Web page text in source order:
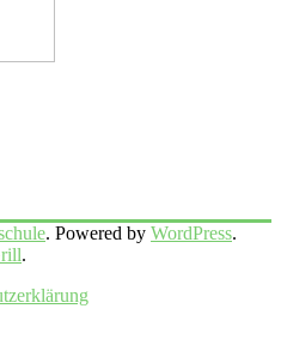
. Powered by WordPress.
.